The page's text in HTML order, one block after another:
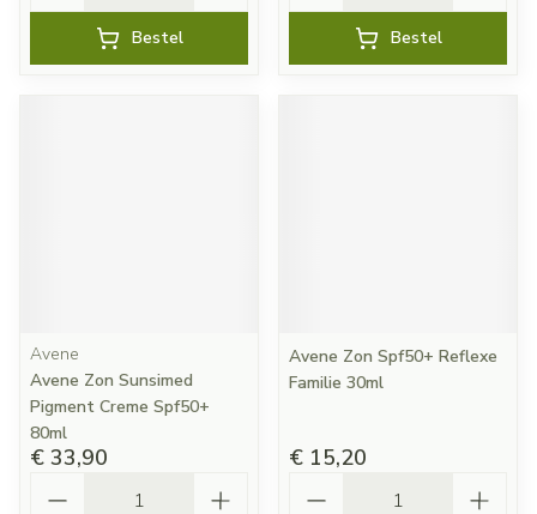
Bestel Bestel
Avene
Avene Zon Sunsimed
Pigment Creme Spf50+
80ml
€ 33,90
Avene Zon Spf50+ Reflexe
Familie 30ml
€ 15,20